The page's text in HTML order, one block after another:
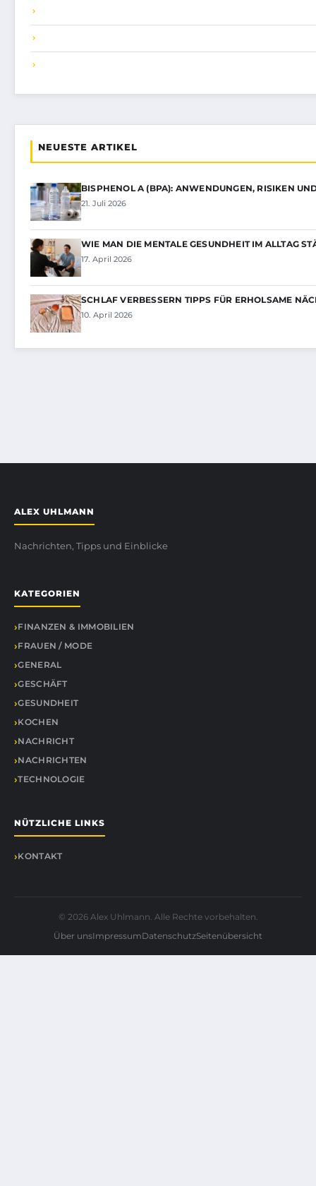
NEUESTE ARTIKEL
BISPHENOL A (BPA): ANWENDUNGEN, RISIKEN
21. Juli 2026
WIE MAN DIE MENTALE GESUNDHEIT IM ALLTAG
17. April 2026
SCHLAF VERBESSERN TIPPS FÜR ERHOLSAME
10. April 2026
ALEX UHLMANN
Nachrichten, Tipps und Einblicke
KATEGORIEN
FINANZEN & IMMOBILIEN
FRAUEN / MODE
GENERAL
GESCHÄFT
GESUNDHEIT
KOCHEN
NACHRICHT
NACHRICHTEN
TECHNOLOGIE
NÜTZLICHE LINKS
KONTAKT
© 2026 Alex Uhlmann. Alle Rechte vorbehalten.
Über unsImpressumDatenschutzSeitenübersicht